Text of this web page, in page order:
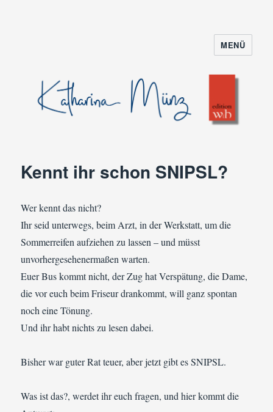
MENÜ
Kennt ihr schon SNIPSL?
Wer kennt das nicht?
Ihr seid unterwegs, beim Arzt, in der Werkstatt, um die
Sommerreifen aufziehen zu lassen – und müsst
unvorhergesehenermaßen warten.
Euer Bus kommt nicht, der Zug hat Verspätung, die Dame,
die vor euch beim Friseur drankommt, will ganz spontan
noch eine Tönung.
Und ihr habt nichts zu lesen dabei.
Bisher war guter Rat teuer, aber jetzt gibt es SNIPSL.
Was ist das?, werdet ihr euch fragen, und hier kommt die